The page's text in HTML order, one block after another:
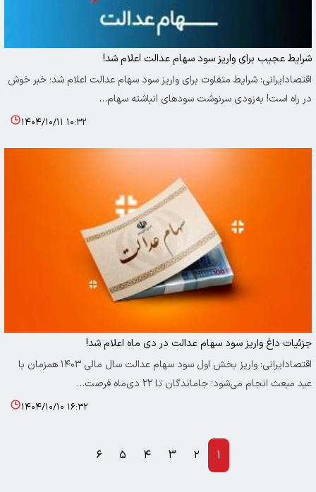
شرایط عجیب برای واریز سود سهام عدالت اعلام شد!
اقتصادایرانی: شرایط متفاوت برای واریز سود سهام عدالت اعلام شد؛ خبر خوش
در راه است! به‌زودی سرنوشت سودهای انباشته سهام…
۱۴۰۴/۱۰/۱۱ ۱۰:۳۲
جزئیات داغ واریز سود سهام عدالت در دی ماه اعلام شد!
اقتصادایرانی: واریز بخش اول سود سهام عدالت سال مالی ۱۴۰۳ همزمان با
عید مبعث انجام می‌شود؛ جاماندگان تا ۲۲ دی‌ماه فرصت…
۱۴۰۴/۱۰/۱۰ ۱۶:۳۲
۱ ۲ ۳ ۴ ۵ ۶